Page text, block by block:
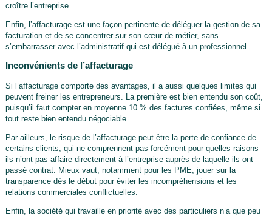
croître l’entreprise.
Enfin, l’affacturage est une façon pertinente de déléguer la gestion de sa
facturation et de se concentrer sur son cœur de métier, sans
s’embarrasser avec l’administratif qui est délégué à un professionnel.
Inconvénients de l’affacturage
Si l’affacturage comporte des avantages, il a aussi quelques limites qui
peuvent freiner les entrepreneurs. La première est bien entendu son coût,
puisqu’il faut compter en moyenne 10 % des factures confiées, même si
tout reste bien entendu négociable.
Par ailleurs, le risque de l’affacturage peut être la perte de confiance de
certains clients, qui ne comprennent pas forcément pour quelles raisons
ils n’ont pas affaire directement à l’entreprise auprès de laquelle ils ont
passé contrat. Mieux vaut, notamment pour les PME, jouer sur la
transparence dès le début pour éviter les incompréhensions et les
relations commerciales conflictuelles.
Enfin, la société qui travaille en priorité avec des particuliers n’a que peu